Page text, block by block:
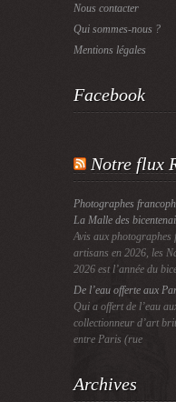
Nous contacter
Qui sommes-nous ?
Mentions légales
Facebook
Notre flux
Photographes
La Malle des
Avis aux photographes
artisans en 2026, les
2026 est l’année du
De l’eau offerte aux
Qui a offert de l’eau
collectionneur d’art
entre Paris (rue
Archives